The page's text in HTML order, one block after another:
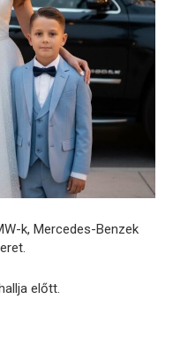
k, Mercedes-Benzek
előtt.